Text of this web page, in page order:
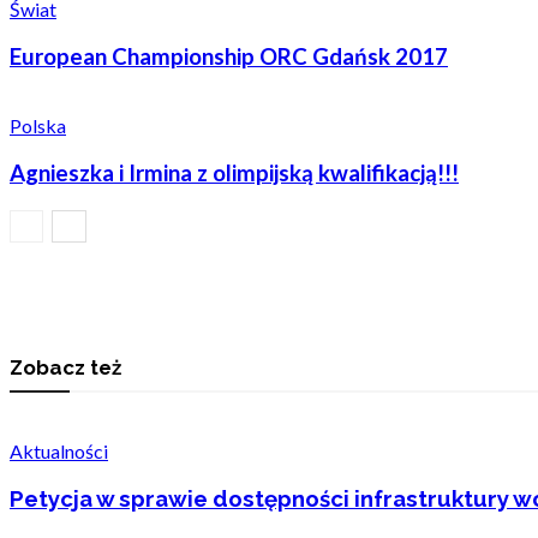
Świat
European Championship ORC Gdańsk 2017
Polska
Agnieszka i Irmina z olimpijską kwalifikacją!!!
Zobacz też
Aktualności
Petycja w sprawie dostępności infrastruktury